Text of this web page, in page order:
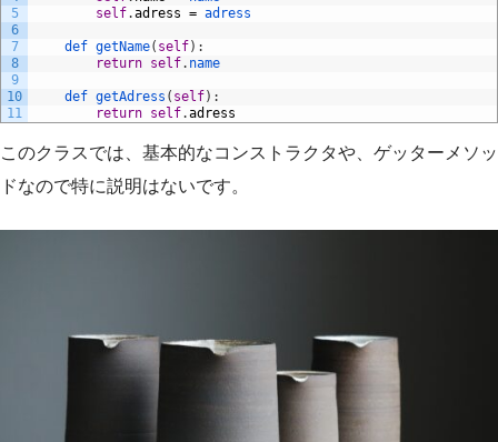
5
6
7
8
9
10
11
self.adress = adress
def getName( self) :
return self. name
def getAdress ( self) :
return self.adress
このクラスでは、基本的なコンストラクタや、ゲッターメソッ
ドなので特に説明はないです。